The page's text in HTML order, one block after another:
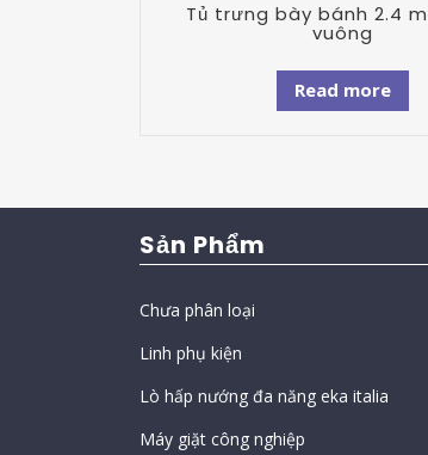
Tủ trưng bày bánh 2.4
vuông
Read more
Sản Phẩm
Chưa phân loại
Linh phụ kiện
Lò hấp nướng đa năng eka italia
Máy giặt công nghiệp